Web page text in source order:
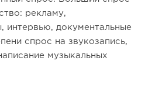
рекламу,
интервью, документальные
спрос на звукозапись,
музыкальных